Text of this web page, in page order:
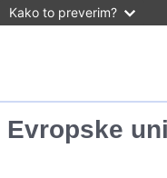
Kako to preverim?